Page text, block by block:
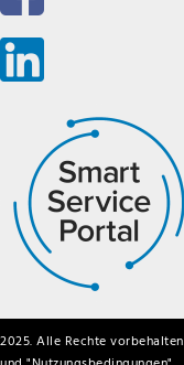
2025. Alle Rechte